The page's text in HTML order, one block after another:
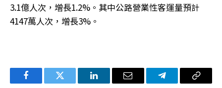
3.1億人次，增長1.2%。其中公路營業性客運量預計
4147萬人次，增長3%。
FacebookTwitter LinkedIn电
Telegram复